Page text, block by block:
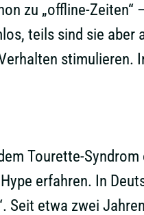
zu „offline-
teils sind sie
Tourette-
erfahren. In
Seit etwa zwei